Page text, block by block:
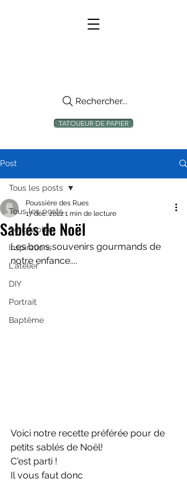
Rechercher...
TATOUEUR DE PAPIER
Post
Tous les posts
Sérigraphie
Inspirations
L'atelier
DIY
Portrait
Baptême
Tous les posts
Sablés de Noël
Poussière des Rues
17 déc. 20221 min de lecture
Les bons souvenirs gourmands de
notre enfance....
Voici notre recette préférée pour de
petits sablés de Noël!
C'est parti !
Il vous faut donc